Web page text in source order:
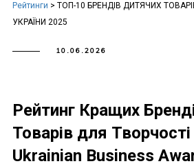
Рейтинги > ТОП-10 БРЕНДІВ ДИТЯЧИХ
УКРАЇНИ 2025
10.06.2026
Рейтинг Кращих
Товарів для Творчості
Ukrainian Business